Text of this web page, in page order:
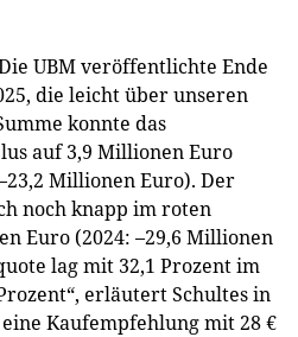
UBM veröffentlichte Ende
die leicht über unseren
konnte das
auf 3,9 Millionen Euro
Millionen Euro). Der
noch knapp im roten
Euro (2024: –29,6 Millionen
lag mit 32,1 Prozent im
erläutert Schultes in
Kauf­empfehlung mit 28 €